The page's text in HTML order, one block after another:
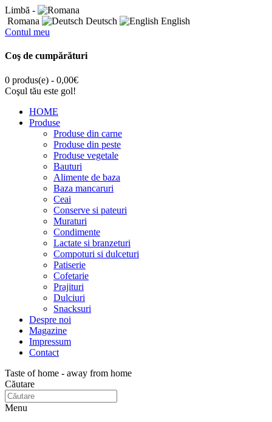
Limbă -
Romana
Deutsch
English
Contul meu
Coş de cumpărături
0 produs(e) - 0,00€
Coşul tău este gol!
HOME
Produse
Produse din carne
Produse din peste
Produse vegetale
Bauturi
Alimente de baza
Baza mancaruri
Ceai
Conserve si pateuri
Muraturi
Condimente
Lactate si branzeturi
Compoturi si dulceturi
Patiserie
Cofetarie
Prajituri
Dulciuri
Snacksuri
Despre noi
Magazine
Impressum
Contact
Taste of home - away from home
Căutare
Menu